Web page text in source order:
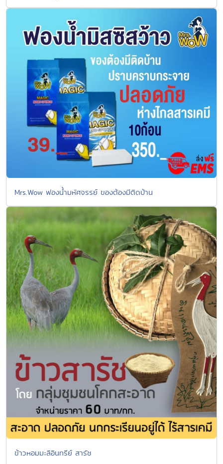
Mrs.Wow ฟองน้ำมหัศจรรย์ ของต้องมีติดบ้าน
ข้าวหอมมะลิอินทรีย์ สารัช